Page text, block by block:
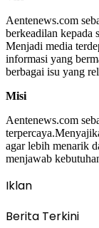
Aentenews.com
berkeadilan kepada
Menjadi media
informasi yang
berbagai isu yang
Misi
Aentenews.com
agar lebih menarik
menjawab
Iklan
Berita Terkini